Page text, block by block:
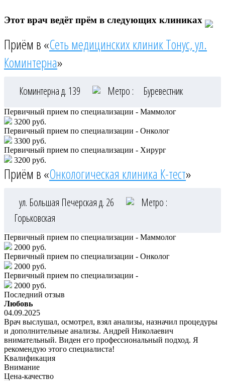
Этот врач ведёт прём в следующих клиниках
Приём в «Сеть медицинских клиник Тонус, ул.
Коминтерна»
Коминтерна д. 139 Метро : Буревестник
Первичный прием по специализации - Маммолог
3200 руб.
Первичный прием по специализации - Онколог
3300 руб.
Первичный прием по специализации - Хирург
3200 руб.
Приём в «Онкологическая клиника К-тест»
ул. Большая Печерская д. 26
Метро :
Горьковская
Первичный прием по специализации - Маммолог
2000 руб.
Первичный прием по специализации - Онколог
2000 руб.
Первичный прием по специализации -
2000 руб.
Последний отзыв
Любовь
04.09.2025
Врач выслушал, осмотрел, взял анализы, назначил процедуры
и дополнительные анализы. Андрей Николаевич
внимательный. Виден его профессиональный подход. Я
рекомендую этого специалиста!
Квалификация
Внимание
Цена-качество